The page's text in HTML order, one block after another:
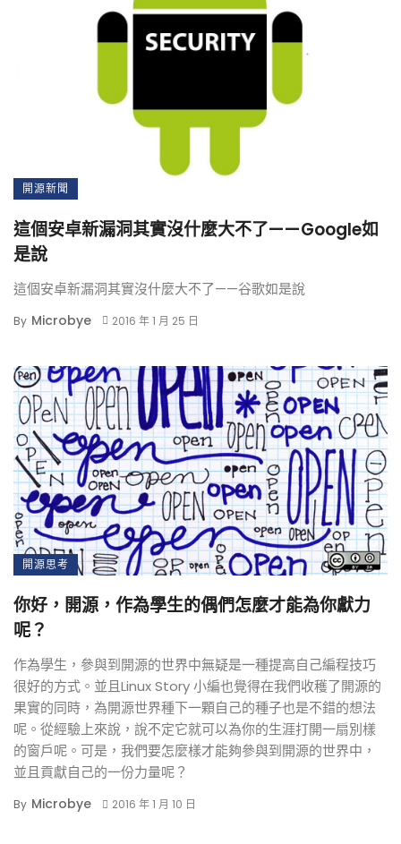
開源新聞
這個安卓新漏洞其實沒什麼大不了——Google如
是說
這個安卓新漏洞其實沒什麼大不了——谷歌如是說
By Microbye 2016 年 1 月 25 日
開源思考
你好，開源，作為學生的偶們怎麼才能為你獻力
呢？
作為學生，參與到開源的世界中無疑是一種提高自己編程技巧
很好的方式。並且Linux Story 小編也覺得在我們收穫了開源的
果實的同時，為開源世界種下一顆自己的種子也是不錯的想法
呢。從經驗上來說，說不定它就可以為你的生涯打開一扇別樣
的窗戶呢。可是，我們要怎麼樣才能夠參與到開源的世界中，
並且貢獻自己的一份力量呢？
By Microbye 2016 年 1 月 10 日